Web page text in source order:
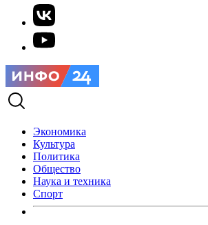
Экономика
Культура
Политика
Общество
Наука и техника
Спорт